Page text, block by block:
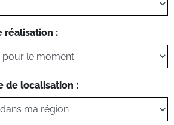
réalisation :
de localisation :